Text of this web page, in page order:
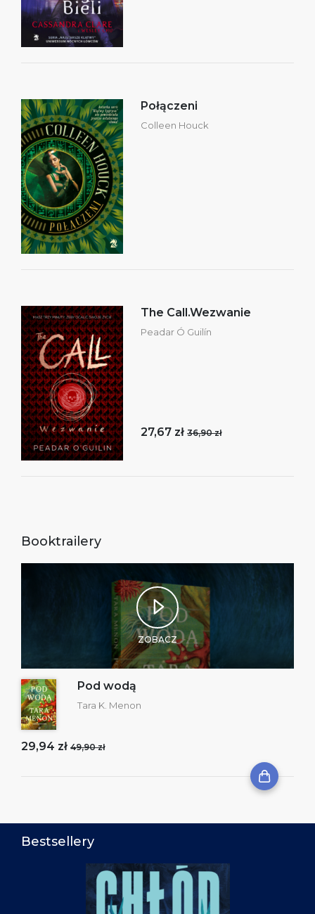
Połączeni
Colleen Houck
The Call.Wezwanie
Peadar Ó Guilín
27,67 zł 36,90 zł
Booktrailery
ZOBACZ
Pod wodą
Tara K. Menon
29,94 zł 49,90 zł
Bestsellery